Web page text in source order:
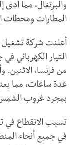
والبرتغال، مما
المطارات ومحطات
التيار الكهربائي في
من فرنسا،
عدة ساعات، مما
بمجرد غروب
تسبب الانقطاع في
في جميع أنحاء